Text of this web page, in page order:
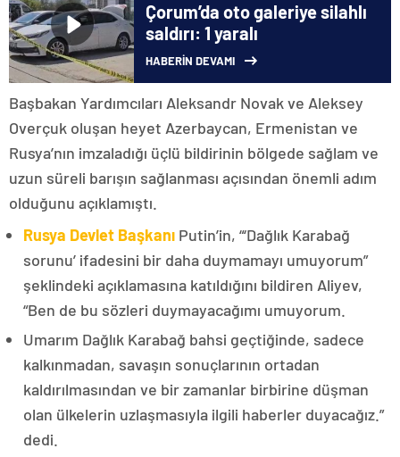
Çorum’da oto galeriye silahlı
saldırı: 1 yaralı
HABERİN DEVAMI
Başbakan Yardımcıları Aleksandr Novak ve Aleksey
Overçuk oluşan heyet Azerbaycan, Ermenistan ve
Rusya’nın imzaladığı üçlü bildirinin bölgede sağlam ve
uzun süreli barışın sağlanması açısından önemli adım
olduğunu açıklamıştı.
Rusya Devlet Başkanı Putin’in, “‘Dağlık Karabağ
sorunu’ ifadesini bir daha duymamayı umuyorum”
şeklindeki açıklamasına katıldığını bildiren Aliyev,
“Ben de bu sözleri duymayacağımı umuyorum.
Umarım Dağlık Karabağ bahsi geçtiğinde, sadece
kalkınmadan, savaşın sonuçlarının ortadan
kaldırılmasından ve bir zamanlar birbirine düşman
olan ülkelerin uzlaşmasıyla ilgili haberler duyacağız.”
dedi.